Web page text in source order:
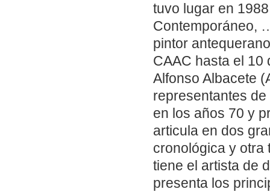
tuvo lugar en
Contemporáneo,
pintor
CAAC hasta el
Alfonso Albacete
representantes
en los años 70 y
articula en dos
cronológica y otra
tiene el artista de
presenta los